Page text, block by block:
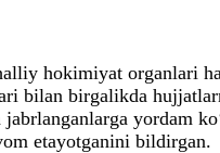
hokimiyat organlari
bilan birgalikda
yordam
etayotganini bildirgan.